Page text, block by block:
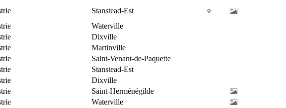
Stanstead-Est
Waterville
Dixville
Martinville
Saint-Venant-de-Paquette
Stanstead-Est
Dixville
Saint-Herménégilde
Waterville